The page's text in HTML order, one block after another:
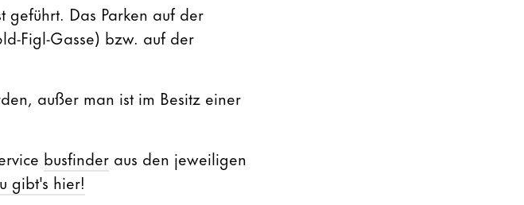
geführt. Das Parken auf der
Figl-Gasse) bzw. auf der
außer man ist im Besitz einer
busfinderaus den jeweiligen
gibt's hier!